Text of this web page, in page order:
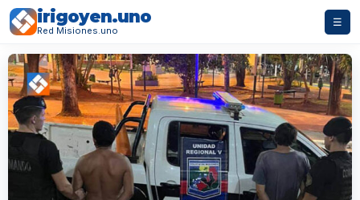
irigoyen.uno
Red Misiones.uno
☰